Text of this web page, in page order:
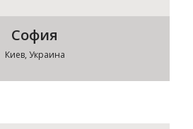
София
Киев, Украина